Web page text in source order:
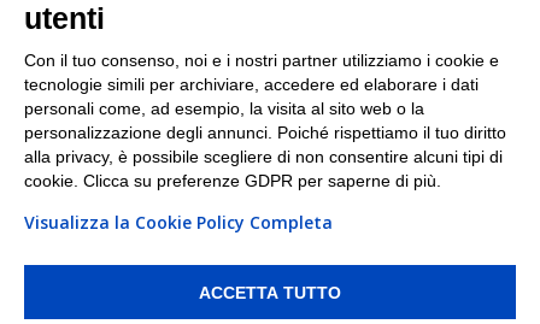
I nostri punti di ritiro e spedizione pacchi nelle
maggiori città italiane
Torino|Milano|Roma|Bologna|Firenze| Genova
Napoli|Varese
PI/CF/N°Iscr.: 10821360012 | REA: RM 1494760 | Cap.Soc.: 50.000€ |
Whistleblowing|Privacy |Preferenze Cookies
utenti
Con il tuo consenso, noi e i nostri partner utilizziamo i cookie e
tecnologie simili per archiviare, accedere ed elaborare i dati
personali come, ad esempio, la visita al sito web o la
personalizzazione degli annunci. Poiché rispettiamo il tuo diritto
alla privacy, è possibile scegliere di non consentire alcuni tipi di
cookie. Clicca su preferenze GDPR per saperne di più.
Visualizza la Cookie Policy Completa
ACCETTA TUTTO